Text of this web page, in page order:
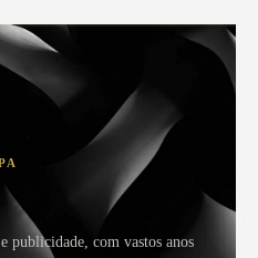
publicidade, com vastos anos